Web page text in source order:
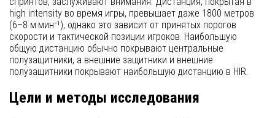
high intensity во время игры, превышает даже 1800 метров
(6–8 м·мин⁻¹), однако это зависит от принятых порогов
скорости и тактической позиции игроков. Наибольшую
общую дистанцию обычно покрывают центральные
полузащитники, а внешние защитники и внешние
полузащитники покрывают наибольшую дистанцию в HIR.
Цели и методы исследования